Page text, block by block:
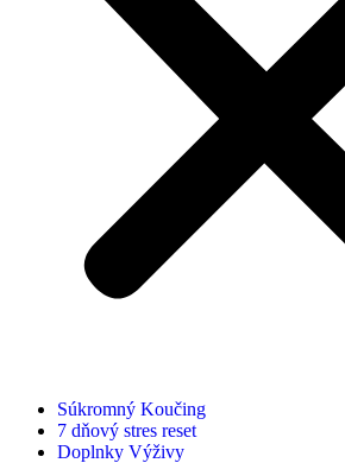
Súkromný Koučing
7 dňový stres reset
Doplnky Výživy